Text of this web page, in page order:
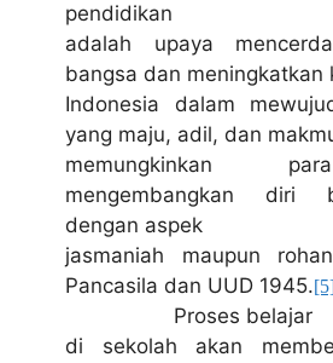
pendidikan
adalah upaya
bangsa dan meningkatkan
Indonesia dalam
yang maju, adil, dan
memungkinkan
mengembangkan diri
dengan aspek
jasmaniah maupun
Pancasila dan UUD 1945.
Proses belajar
di sekolah akan